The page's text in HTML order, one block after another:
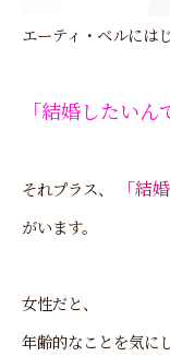
エーティ・ベルには
「結婚したいん
それプラス、 「結
がいます。
女性だと、
年齢的なことを気に